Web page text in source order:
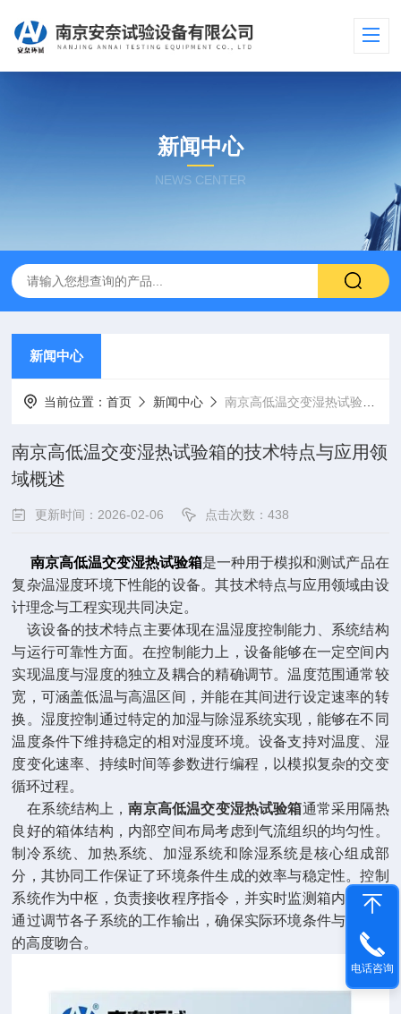
新闻中心
NEWS CENTER
新闻中心
当前位置：首页 新闻中心 南京高低温交变湿热试验箱的技术特点与应用领域概述
南京高低温交变湿热试验箱的技术特点与应用领
域概述
更新时间：2026-02-06 点击次数：438
南京高低温交变湿热试验箱是一种用于模拟和测试产品在
复杂温湿度环境下性能的设备。其技术特点与应用领域由设
计理念与工程实现共同决定。
该设备的技术特点主要体现在温湿度控制能力、系统结构
与运行可靠性方面。在控制能力上，设备能够在一定空间内
实现温度与湿度的独立及耦合的精确调节。温度范围通常较
宽，可涵盖低温与高温区间，并能在其间进行设定速率的转
换。湿度控制通过特定的加湿与除湿系统实现，能够在不同
温度条件下维持稳定的相对湿度环境。设备支持对温度、湿
度变化速率、持续时间等参数进行编程，以模拟复杂的交变
循环过程。
在系统结构上，南京高低温交变湿热试验箱通常采用隔热
良好的箱体结构，内部空间布局考虑到气流组织的均匀性。
制冷系统、加热系统、加湿系统和除湿系统是核心组成部
分，其协同工作保证了环境条件生成的效率与稳定性。控制
系统作为中枢，负责接收程序指令，并实时监测箱内状态，
通过调节各子系统的工作输出，确保实际环境条件与设定值
的高度吻合。
电话咨询